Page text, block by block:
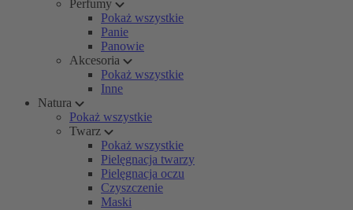
Perfumy
Pokaż wszystkie
Panie
Panowie
Akcesoria
Pokaż wszystkie
Inne
Natura
Pokaż wszystkie
Twarz
Pokaż wszystkie
Pielęgnacja twarzy
Pielęgnacja oczu
Czyszczenie
Maski